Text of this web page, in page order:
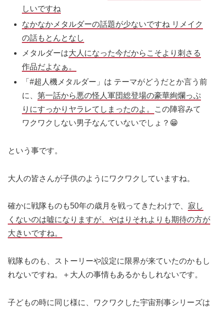
しいですね
なかなかメタルダーの話題が少ないですね リメイク
の話もとんとなし
メタルダーは大人になった今だからこそより刺さる
作品だよなぁ。
「#超人機メタルダー」は テーマがどうだとか言う前
に、第一話から悪の怪人軍団総登場の豪華絢爛っぷ
りにすっかりヤラレてしまったのよ。
この陣容みて
ワクワクしない男子なんていないでしょ？😁
という事です。
大人の皆さんが子供のようにワクワクしていますね。
確かに戦隊ものも50年の歳月を戦ってきたわけで、 寂し
くないのは嘘になりますが、やはりそれよりも期待の方が
大きいですね。
戦隊ものも、ストーリーや設定に限界が来ていたのかもし
れないですね。＋大人の事情もあるかもしれないです。
子どもの時に同じ様に、ワクワクした宇宙刑事シリーズは